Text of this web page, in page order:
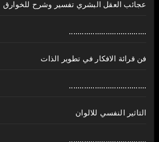
عجائب العقل البشري تفسير وشرح للخوارق
....................................
فن قرائة الافكار في تطوير الذات
....................................
التاثير النفسي للالوان
....................................